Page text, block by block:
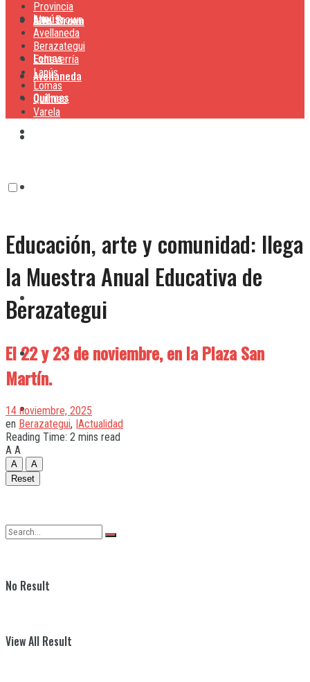
Lanús
Lomas
Quilmes
Alte. Brown
Avellaneda
Lanús
Quilmes
Varela
No Result
View All Result
Provincia
Alte. Brown
Avellaneda
Berazategui
Echeverría
Lanús
Lomas
Quilmes
Varela
Educación, arte y comunidad: llega
la Muestra Anual Educativa de
Berazategui
El 22 y 23 de noviembre, en la Plaza San
Martín.
14 noviembre, 2025
en Berazategui, |Actualidad
Reading Time: 2 mins read
A A
A
A
Reset